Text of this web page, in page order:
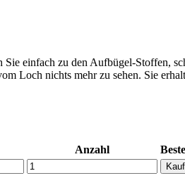
einfach zu den Aufbügel-Stoffen,
Loch nichts mehr zu sehen. Sie
Anzahl